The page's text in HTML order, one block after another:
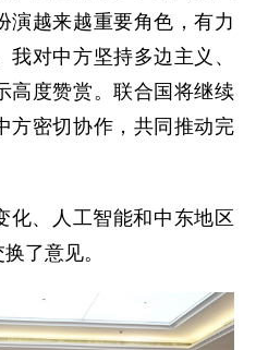
演越来越重要角色，有力
对中方坚持多边主义、
高度赞赏。联合国将继续
方密切协作，共同推动完
化、人工智能和中东地区
了意见。